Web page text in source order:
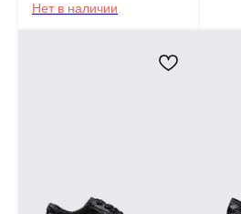
Нет в наличии